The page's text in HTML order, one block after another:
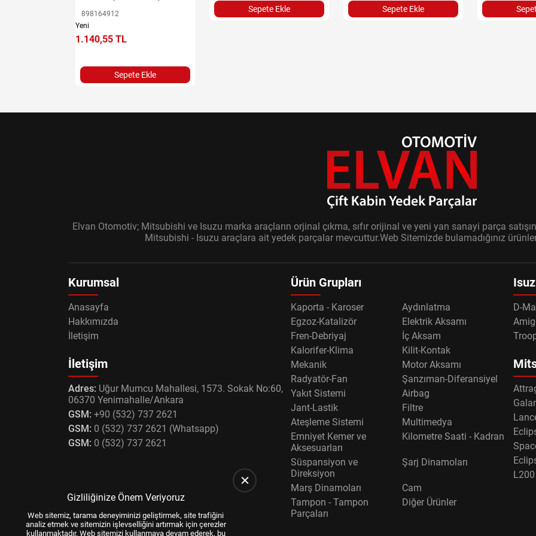
898164912
Yeni
1.140,55 TL
Sepete Ekle
Sepete Ekle Sepete Ekle
Elvan Otomotiv; Mitsubishi ve Isuzu marka araçların orjinal çıkma, sıfır orijinal ve yeni yan sanayi parça
Mitsubishi - Isuzu araçlara ait yedek parçalar mevcuttur.Web Sitemizde bulamadığınız
Kurumsal
Anasayfa
Hakkımızda
İletişim
İletişim
Adres: Uğur Mumcu Mahallesi, 1573. Sokak No:60,
06370 Yenimahalle/Ankara
GSM: +90 (532) 737 2621
GSM: 0 (532) 737 2621 (Whatsapp)
GSM: 0 (532) 737 2621
Ürün Grupları
Kaporta - Karoser
Aydınlatma
Egzoz-Katalizör
Elektrik Aksamı
Fren-Debriyaj
İç Aksam
Kalorifer-Klima
Kilit-Kontak
Mekanik
Motor Aksamı
Radyatör-Fan
Şanzıman-Diferansiyel
Yakıt Sistemi
Airbag
Jant-Lastik
Filtre
Ateşleme Sistemi
Multimedya
Emniyet Kemer ve
Aksesuarları
Kilometre Saati - Kadran
Süspansiyon ve
Direksiyon
Şarj Dinamoları
Marş Dinamoları
Cam
Tampon - Tampon
Parçaları
Diğer Ürünler
D-
L200
Gizliliğinize Önem Veriyoruz
Web sitemiz, tarama deneyiminizi geliştirmek, site trafiğini
analiz etmek ve sitemizin işlevselliğini artırmak için çerezler
kullanmaktadır. Web sitemizi kullanmaya devam ederek, bu